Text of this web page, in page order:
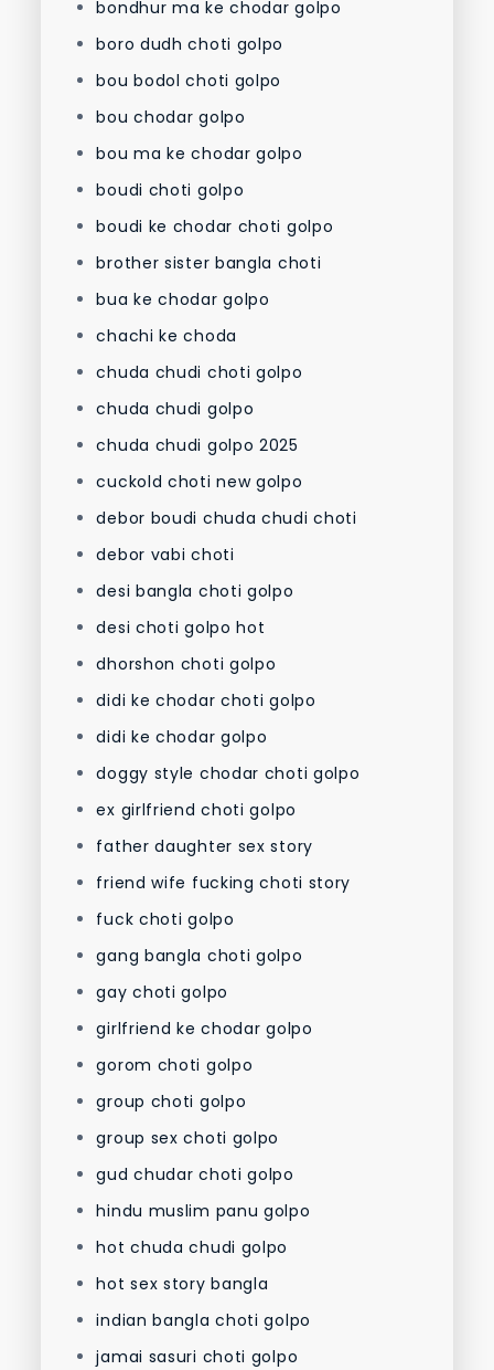
bondhur ma ke chodar golpo
boro dudh choti golpo
bou bodol choti golpo
bou chodar golpo
bou ma ke chodar golpo
boudi choti golpo
boudi ke chodar choti golpo
brother sister bangla choti
bua ke chodar golpo
chachi ke choda
chuda chudi choti golpo
chuda chudi golpo
chuda chudi golpo 2025
cuckold choti new golpo
debor boudi chuda chudi choti
debor vabi choti
desi bangla choti golpo
desi choti golpo hot
dhorshon choti golpo
didi ke chodar choti golpo
didi ke chodar golpo
doggy style chodar choti golpo
ex girlfriend choti golpo
father daughter sex story
friend wife fucking choti story
fuck choti golpo
gang bangla choti golpo
gay choti golpo
girlfriend ke chodar golpo
gorom choti golpo
group choti golpo
group sex choti golpo
gud chudar choti golpo
hindu muslim panu golpo
hot chuda chudi golpo
hot sex story bangla
indian bangla choti golpo
jamai sasuri choti golpo